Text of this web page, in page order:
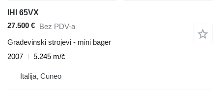
IHI 65VX
27.500 € Bez PDV-a
Građevinski strojevi - mini bager
2007
5.245 m/č
Italija, Cuneo